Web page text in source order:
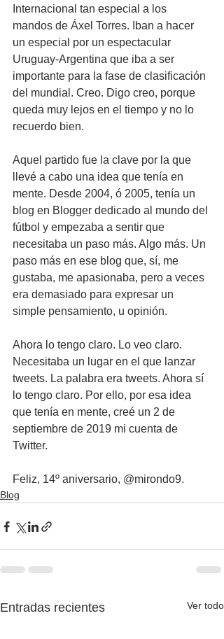
Internacional tan especial a los
mandos de Áxel Torres. Iban a hacer
un especial por un espectacular
Uruguay-Argentina que iba a ser
importante para la fase de clasificación
del mundial. Creo. Digo creo, porque
queda muy lejos en el tiempo y no lo
recuerdo bien.
Aquel partido fue la clave por la que
llevé a cabo una idea que tenía en
mente. Desde 2004, ó 2005, tenía un
blog en Blogger dedicado al mundo del
fútbol y empezaba a sentir que
necesitaba un paso más. Algo más. Un
paso más en ese blog que, sí, me
gustaba, me apasionaba, pero a veces
era demasiado para expresar un
simple pensamiento, u opinión.
Ahora lo tengo claro. Lo veo claro.
Necesitaba un lugar en el que lanzar
tweets. La palabra era tweets. Ahora sí
lo tengo claro. Por ello, por esa idea
que tenía en mente, creé un 2 de
septiembre de 2019 mi cuenta de
Twitter.
Feliz, 14º aniversario, @mirondo9.
Blog
Entradas recientes Ver todo